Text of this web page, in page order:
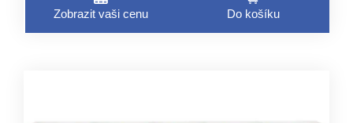
Zobrazit vaši cenu Do košíku